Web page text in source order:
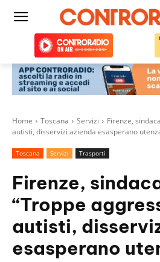
Home Toscana Servizi
Firenze,
autisti, disservizi azienda esasperano
Toscana Servizi Trasporti
Firenze,
“Troppe
autisti,
esasperano